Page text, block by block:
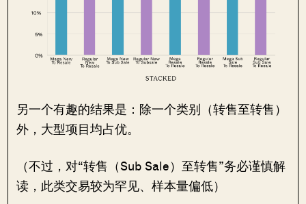
另一个有趣的结果是：除一个类别（转售至转售）
外，大型项目均占优。
（不过，对“转售（Sub Sale）至转售”务必谨慎解
读，此类交易较为罕见、样本量偏低）